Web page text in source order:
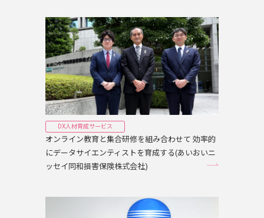
DX人材育成サービス
オンライン教育と集合研修を組み合わせて 効率的
にデータサイエンティストを育成する(あいおいニ
ッセイ同和損害保険株式会社)